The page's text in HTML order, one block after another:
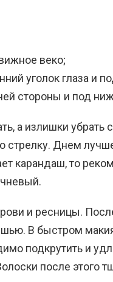
веко;
уголок глаза и
стороны и под
а излишки
стрелку. Днем
карандаш, то
и ресницы.
В быстром
подкрутить и
после этого